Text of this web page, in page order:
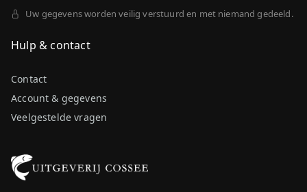
Uw gegevens worden veilig verstuurd en met niemand gedeeld.
Hulp & contact
Account & gegevens
Veelgestelde vragen
Contact